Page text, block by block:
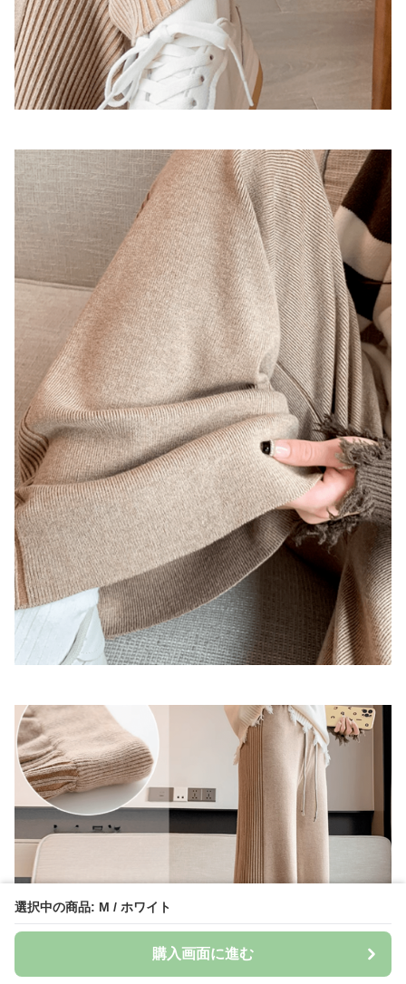
選択中の商品: M / ホワイト
購入画面に進む